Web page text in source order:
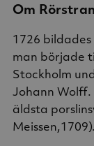
Om
1726 bildades
man började
Stockholm
Johann
äldsta
Meissen,1709).